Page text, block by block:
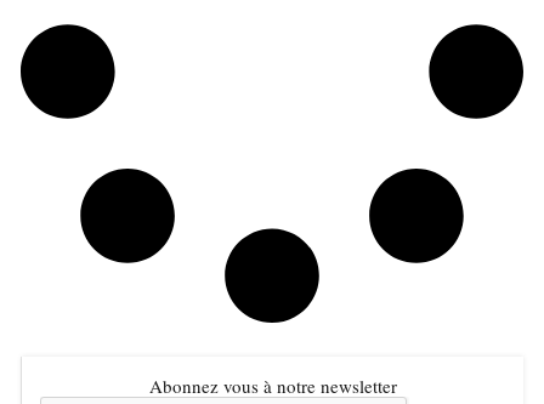
Abonnez vous à notre newsletter